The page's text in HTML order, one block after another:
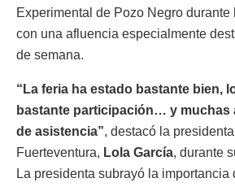
Experimental de Pozo Negro durante
con una afluencia especialmente
de semana.
“La feria ha estado bastante bien,
bastante participación… y muchas
de asistencia”, destacó la
Fuerteventura, Lola García, durante
La presidenta subrayó la importancia